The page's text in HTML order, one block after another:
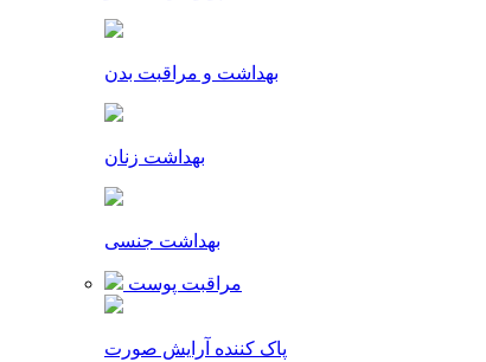
بهداشت و مراقبت بدن
بهداشت زنان
بهداشت جنسی
مراقبت پوست
پاک کننده آرایش صورت